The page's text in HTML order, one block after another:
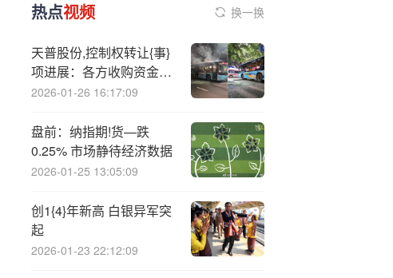
热点视频 换一换
天普股份,控制权转让{事}
项进展：各方收购资金9
月19日全部到位
2026-01-26 16:17:09
盘前：纳指期!货—跌
0.25% 市场静待经济数据
2026-01-25 13:05:09
创1{4}年新高 白银异军突
起
2026-01-23 22:12:09